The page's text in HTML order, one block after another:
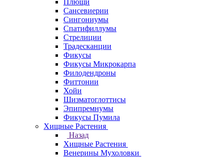
Плющи
Сансевиерии
Сингониумы
Спатифиллумы
Стрелиции
Традесканции
Фикусы
Фикусы Микрокарпа
Филодендроны
Фиттонии
Хойи
Шизматоглоттисы
Эпипремнумы
Фикусы Пумила
Хищные Растения
Назад
Хищные Растения
Венерины Мухоловки